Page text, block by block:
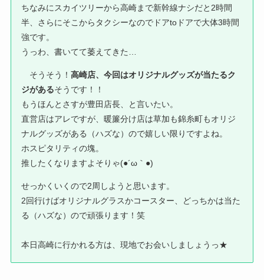
ちなみにスカイツリーから高崎まで新幹線ナシだと2時間
半、さらにそこからタクシーなのでドアtoドアで大体3時間
強です。
うっわ、書いてて萎えてきた…
そうそう！高崎店、今回はオリジナルグッズが当たるク
ジがあるそうです！！
もうほんとさすが豊田店長、と言いたい。
直営店はアレですが、暖簾分け店は草加も錦糸町もオリジ
ナルグッズがある（ハズな）ので嬉しい限りですよね。
ホスピタリティの塊。
推したくなりますよそりゃ(●´ω｀●)
せっかくいくので2周しようと思います。
2回行けばオリジナルグラスかコースター、どっちかは当た
る（ハズな）ので頑張ります！笑
本日高崎に行かれる方は、現地でお会いしましょうっ★